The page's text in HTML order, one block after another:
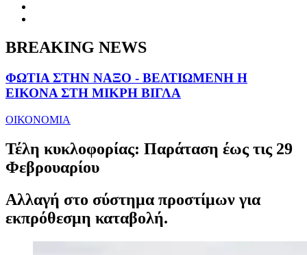
BREAKING NEWS
ΦΩΤΙΑ ΣΤΗΝ ΝΑΞΟ - ΒΕΛΤΙΩΜΕΝΗ Η
ΕΙΚΟΝΑ ΣΤΗ ΜΙΚΡΗ ΒΙΓΛΑ
ΟΙΚΟΝΟΜΙΑ
Τέλη κυκλοφορίας: Παράταση έως τις 29
Φεβρουαρίου
Αλλαγή στο σύστημα προστίμων για
εκπρόθεσμη καταβολή.